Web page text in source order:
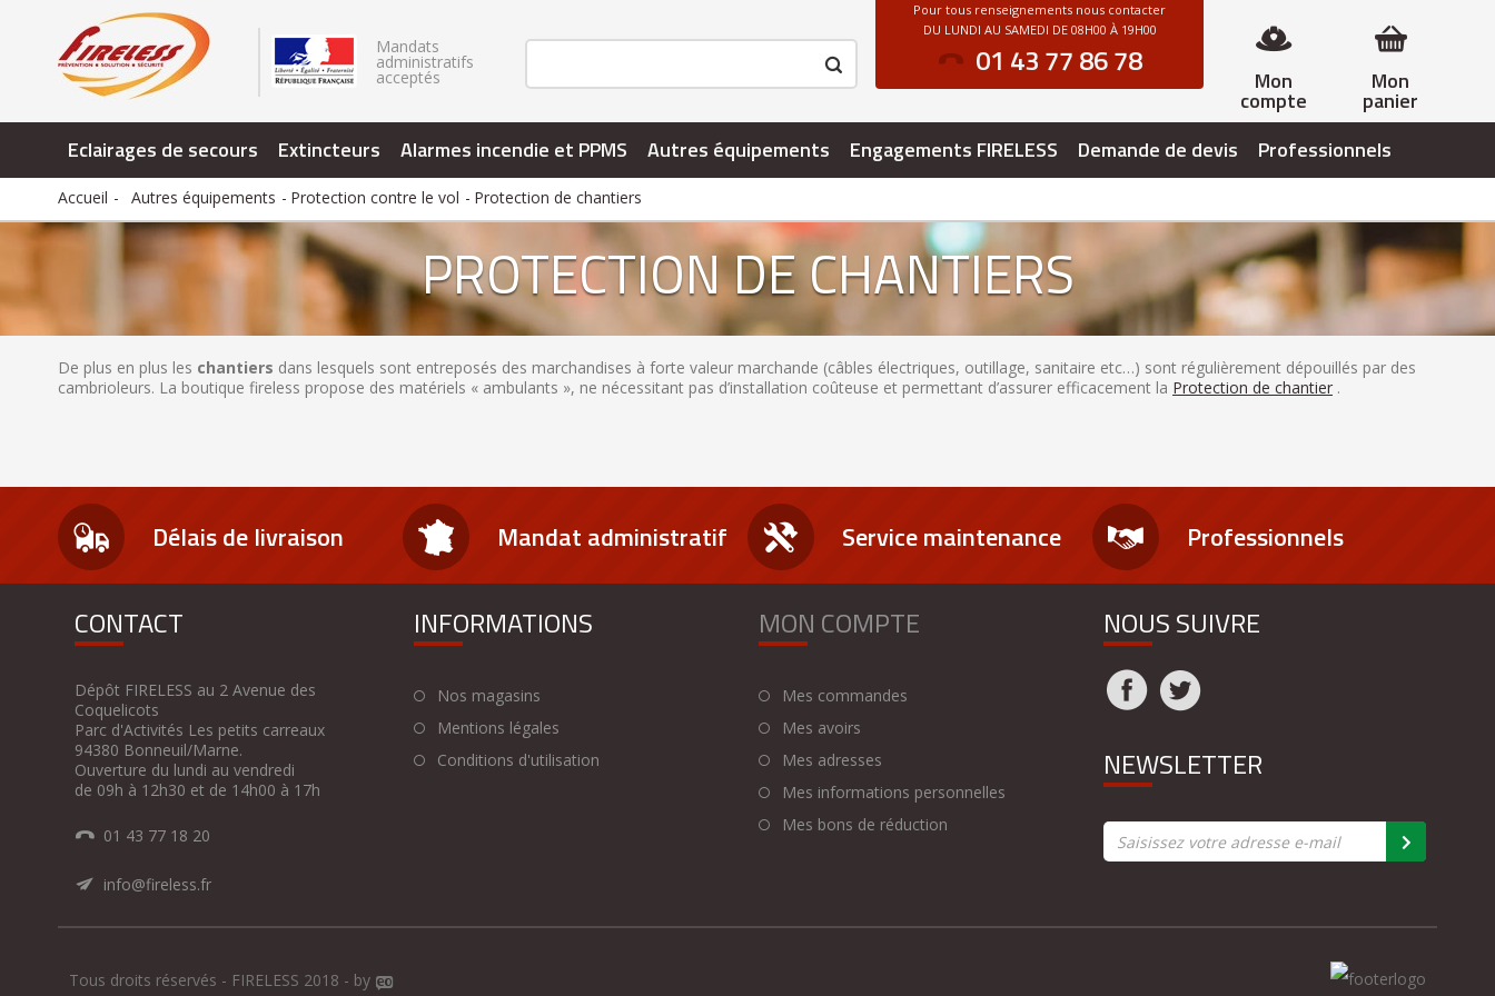
Mandats
administratifs
acceptés Mon
panier
Mon
compte
Pour tous renseignements nous contacter
DU LUNDI AU SAMEDI DE 08H00 À 19H00
01 43 77 86 78
Eclairages de secours Extincteurs Alarmes incendie et PPMS Autres équipements Engagements FIRELESS Demande de devis Professionnels
Accueil Autres équipements Protection contre le vol Protection de chantiers
PROTECTION DE CHANTIERS
De plus en plus les chantiers dans lesquels sont entreposés des marchandises à forte valeur marchande (câbles électriques, outillage, sanitaire etc…) sont régulièrement dépouillés par des
cambrioleurs. La boutique fireless propose des matériels « ambulants », ne nécessitant pas d’installation coûteuse et permettant d’assurer efficacement la Protection de chantier .
Délais de livraison Mandat administratif Service maintenance Professionnels
CONTACT
Dépôt FIRELESS au 2 Avenue des
Coquelicots
Parc d'Activités Les petits carreaux
94380 Bonneuil/Marne.
Ouverture du lundi au vendredi
de 09h à 12h30 et de 14h00 à 17h
01 43 77 18 20
info@fireless.fr
INFORMATIONS
Nos magasins
Mentions légales
Conditions d'utilisation
MON COMPTE
Mes commandes
Mes avoirs
Mes adresses
Mes informations personnelles
Mes bons de réduction
NOUS SUIVRE
NEWSLETTER
Tous droits réservés - FIRELESS 2018 - by